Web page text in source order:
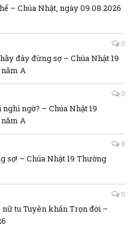
– Chúa Nhật, ngày 09.08.2026
0
đây đừng sợ – Chúa Nhật 19
A
0
ngờ? – Chúa Nhật 19
A
0
sợ! – Chúa Nhật 19 Thường
0
nữ tu Tuyên khấn Trọn đời –